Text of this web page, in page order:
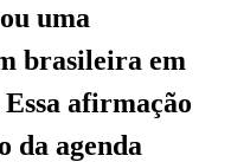
uma
brasileira em
afirmação
da agenda